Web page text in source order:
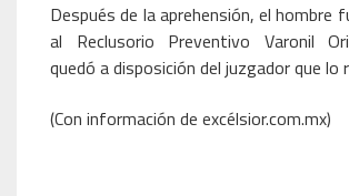
Después de la aprehensión, el hombre
al Reclusorio Preventivo Varonil
quedó a disposición del juzgador que lo
(Con información de excélsior.com.mx)